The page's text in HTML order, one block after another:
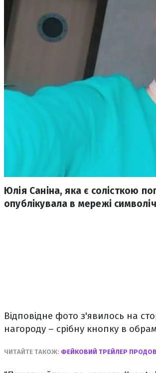
Юлія Саніна, яка є солісткою
опублікувала в мережі
Відповідне фото з'явилось на
нагороду – срібну кнопку в
ЧИТАЙТЕ ТАКОЖ: ФЕЙКОВИЙ ТРЕЙЛЕР